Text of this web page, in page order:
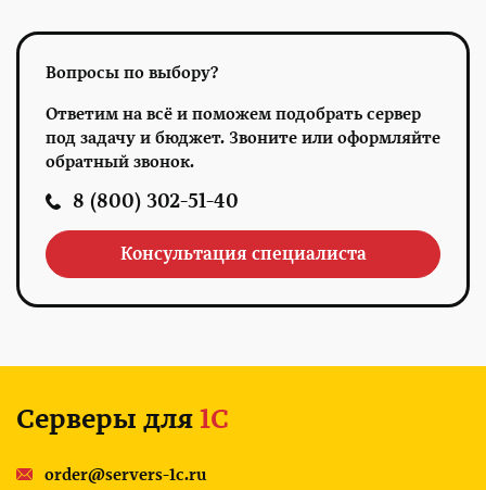
Вопросы по выбору?
Ответим на всё и поможем подобрать сервер
под задачу и бюджет. Звоните или оформляйте
обратный звонок.
8 (800) 302-51-40
Консультация специалиста
Серверы для 1С
order@servers-1c.ru